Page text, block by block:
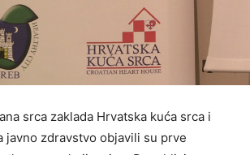
srca zaklada Hrvatska kuća srca i
javno zdravstvo objavili su prve